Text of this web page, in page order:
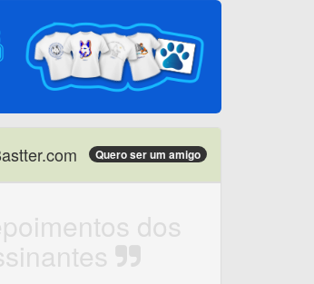
Quero ser um amigo
dos